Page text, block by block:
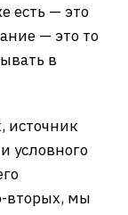
есть — это
— это то
в
источник
условного
вторых, мы